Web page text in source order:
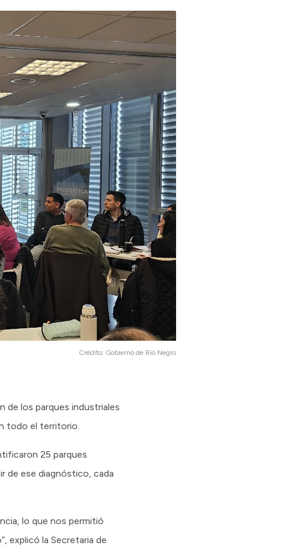
Crédito: Gobierno de Río Negro
de los parques industriales
todo el territorio.
25 parques
de ese diagnóstico, cada
lo que nos permitió
explicó la Secretaria de